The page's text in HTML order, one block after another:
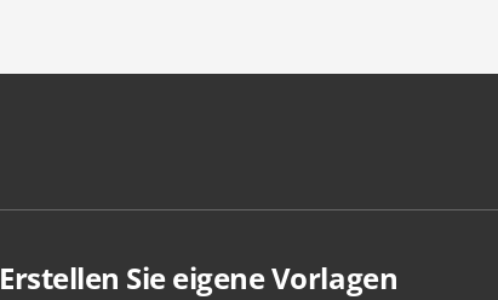
Erstellen Sie eigene Vorlagen